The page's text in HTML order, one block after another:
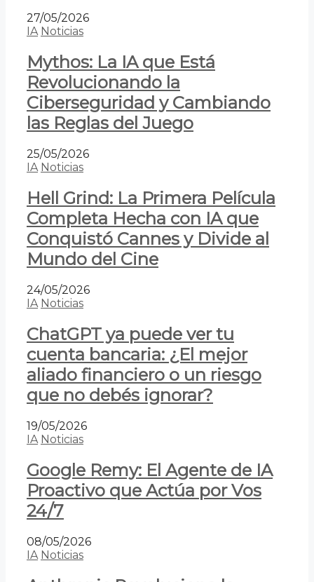
27/05/2026
IA Noticias
Mythos: La IA que Está
Revolucionando la
Ciberseguridad y Cambiando
las Reglas del Juego
25/05/2026
IA Noticias
Hell Grind: La Primera Película
Completa Hecha con IA que
Conquistó Cannes y Divide al
Mundo del Cine
24/05/2026
IA Noticias
ChatGPT ya puede ver tu
cuenta bancaria: ¿El mejor
aliado financiero o un riesgo
que no debés ignorar?
19/05/2026
IA Noticias
Google Remy: El Agente de IA
Proactivo que Actúa por Vos
24/7
08/05/2026
IA Noticias